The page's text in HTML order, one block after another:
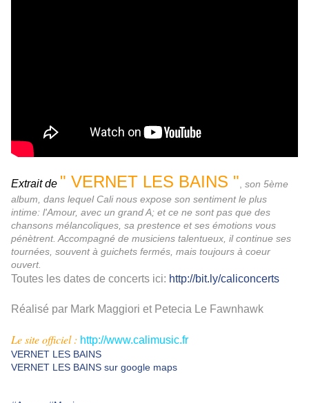
Extrait de " VERNET LES BAINS " son 5ème
album, dans lequel Cali nous expose son sentiment le plus
intime: l'Amour, avec un grand A; et ce ne sont pas que des
chansons mélancoliques, sa prestence et ses émotions vous
pénètrent. Accompagné de musiciens talentueux, il continue ses
tournées, souvent à guichets fermés, mais toujours à coeur
ouvert.
Toutes les dates de concerts ici: http://bit.ly/caliconcerts
Réalisé par Mark Maggiori et Petecia Le Fawnhawk
Le site officiel : http://www.calimusic.fr
VERNET LES BAINS
VERNET LES BAINS sur google maps